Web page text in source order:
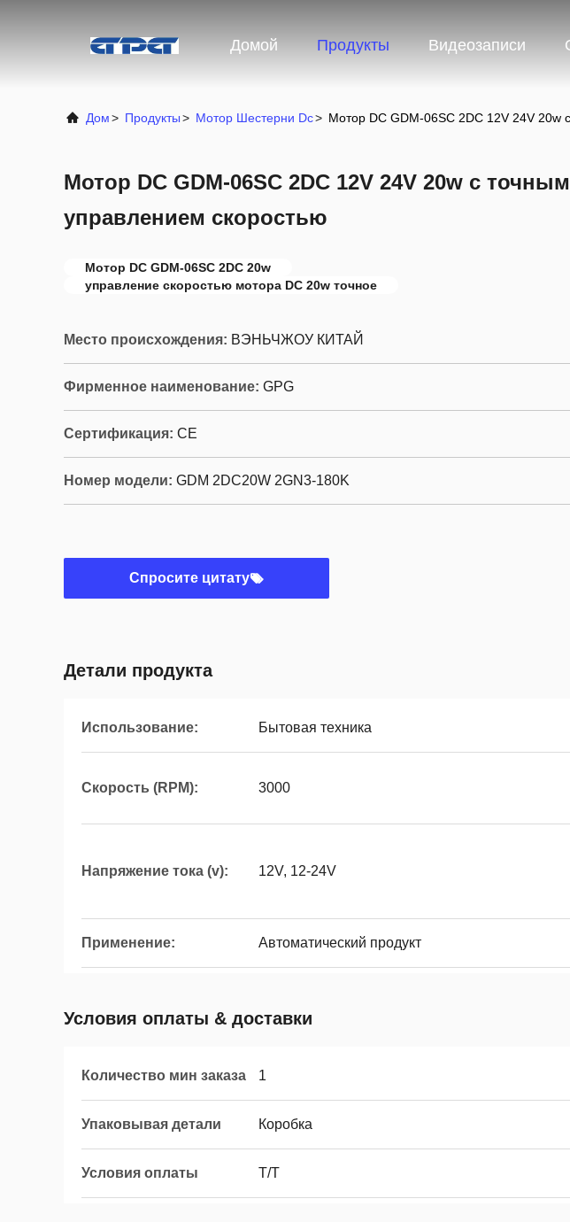
Домой Продукты Видеозаписи
Дом> Продукты> Мотор Шестерни Dc> Мотор DC GDM-06SC 2DC 12V 24V 20w
Мотор DC GDM-06SC 2DC 12V 24V 20w с точным
управлением скоростью
Мотор DC GDM-06SC 2DC 20w
управление скоростью мотора DC 20w точное
Место происхождения: ВЭНЬЧЖОУ КИТАЙ
Фирменное наименование: GPG
Сертификация: CE
Номер модели: GDM 2DC20W 2GN3-180K
Спросите цитату
Детали продукта
Использование: Бытовая техника
Скорость (RPM): 3000
Напряжение тока (v): 12V, 12-24V
Применение: Автоматический продукт
Условия оплаты & доставки
Количество мин заказа 1
Упаковывая детали Коробка
Условия оплаты T/T